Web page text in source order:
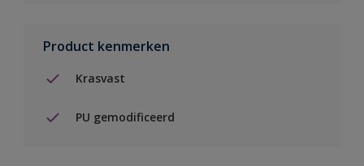
Product kenmerken
Krasvast
PU gemodificeerd